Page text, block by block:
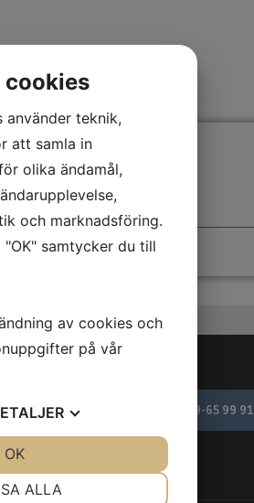
0709-65 99 91
använder teknik,
att samla in
olika ändamål,
och marknadsföring.
samtycker du till
av cookies och
på vår
ALLA
OK